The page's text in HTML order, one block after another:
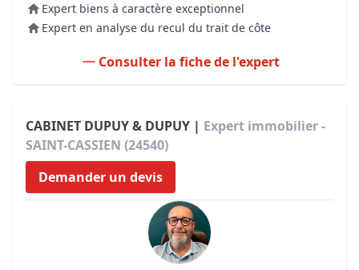
Expert biens à caractère exceptionnel
Expert en analyse du recul du trait de côte
Consulter la fiche de l'expert
CABINET DUPUY & DUPUY | Expert immobilier -
SAINT-CASSIEN (24540)
Demander un devis